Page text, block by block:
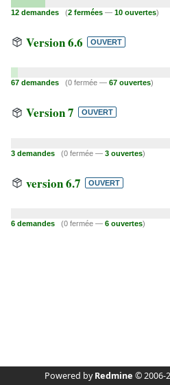
12 demandes (2 fermées — 10 ouvertes)
Version 6.6 OUVERT
67 demandes (0 fermée — 67 ouvertes)
Version 7 OUVERT
3 demandes (0 fermée — 3 ouvertes)
version 6.7 OUVERT
6 demandes (0 fermée — 6 ouvertes)
Powered byRedmine © 2006-